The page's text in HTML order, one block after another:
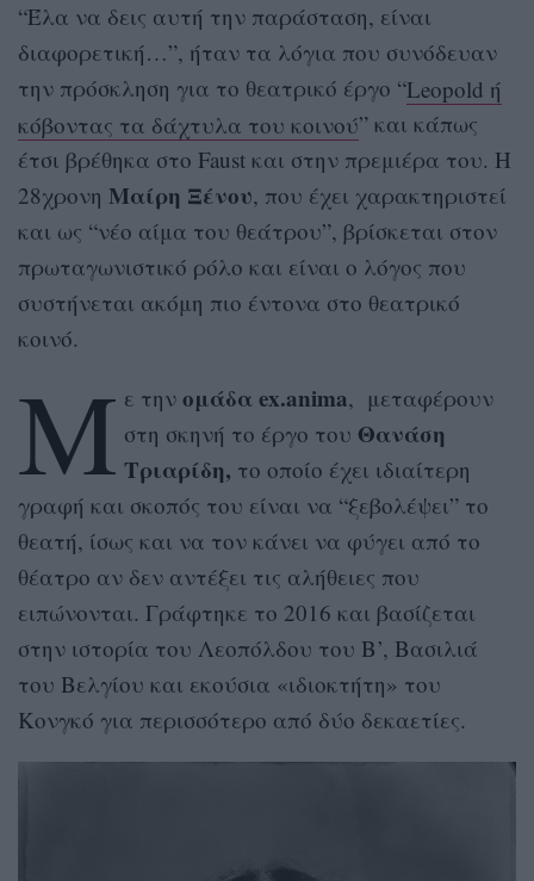
“Έλα να δεις αυτή την παράσταση, είναι
διαφορετική…”, ήταν τα λόγια που συνόδευαν
την πρόσκληση για το θεατρικό έργο “Leopold ή
κόβοντας τα δάχτυλα του κοινού” και κάπως
έτσι βρέθηκα στο Faust και στην πρεμιέρα του. Η
28χρονη Μαίρη Ξένου, που έχει χαρακτηριστεί
και ως “νέο αίμα του θεάτρου”, βρίσκεται στον
πρωταγωνιστικό ρόλο και είναι ο λόγος που
συστήνεται ακόμη πιο έντονα στο θεατρικό
κοινό.
Μ ε την ομάδα ex.anima, μεταφέρουν
στη σκηνή το έργο του Θανάση
Τριαρίδη, το οποίο έχει ιδιαίτερη
γραφή και σκοπός του είναι να “ξεβολέψει” το
θεατή, ίσως και να τον κάνει να φύγει από το
θέατρο αν δεν αντέξει τις αλήθειες που
ειπώνονται. Γράφτηκε το 2016 και βασίζεται
στην ιστορία του Λεοπόλδου του Β’, Βασιλιά
του Βελγίου και εκούσια «ιδιοκτήτη» του
Κονγκό για περισσότερο από δύο δεκαετίες.